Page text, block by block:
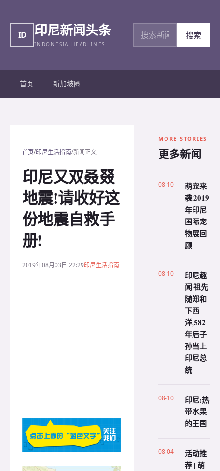
ID 印尼新闻头条
INDONESIA HEADLINES
搜索新闻
搜索
首页 新加坡圈
首页/印尼生活指南/新闻正文
印尼又双叒叕
地震!请收好这
份地震自救手
册!
2019年08月03日 22:29印尼生活指南
MORE STORIES
更多新闻
08-10
萌宠来
袭|2019
年印尼
国际宠
物展回
顾
08-10
印尼趣
闻|祖先
随郑和
下西
洋,582
年后子
孙当上
印尼总
统
08-10
印尼:热
带水果
的王国
08-04
活动推
荐 | 萌